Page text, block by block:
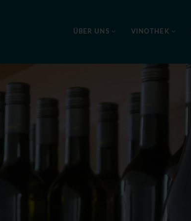
ÜBER UNS VINOTHEK